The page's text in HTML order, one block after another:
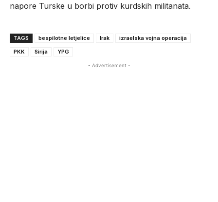
napore Turske u borbi protiv kurdskih militanata.
TAGS bespilotne letjelice Irak
izraelska vojna operacija
PKK
Sirija YPG
- Advertisement -